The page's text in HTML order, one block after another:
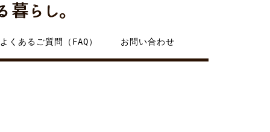
よくあるご質問（FAQ） お問い合わせ